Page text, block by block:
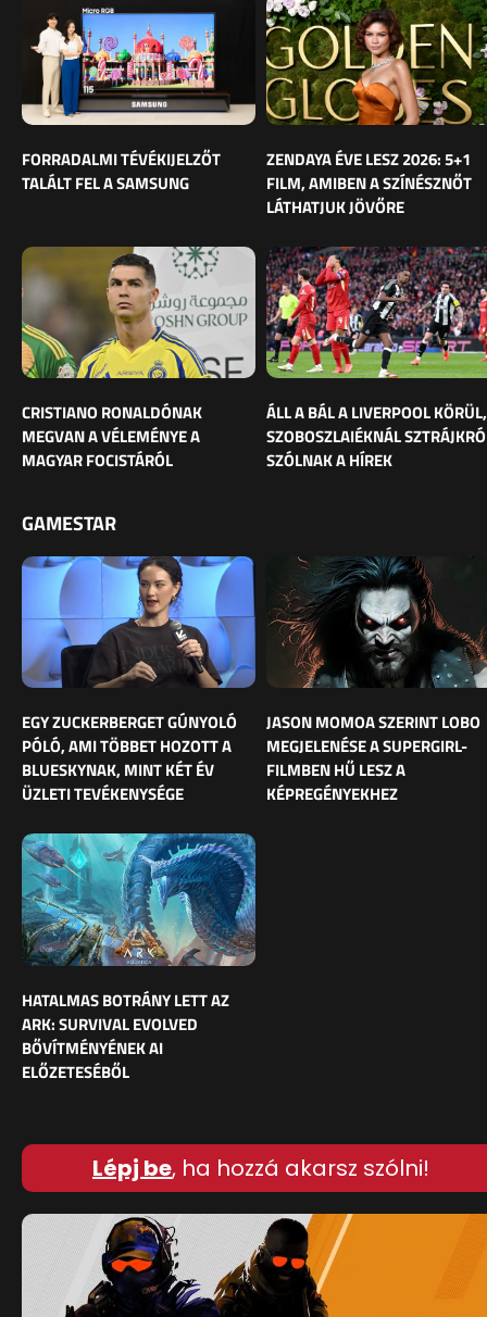
FORRADALMI TÉVÉKIJELZŐT
TALÁLT FEL A SAMSUNG
ZENDAYA ÉVE LESZ 2026: 5+1
FILM, AMIBEN A SZÍNÉSZNŐT
LÁTHATJUK JÖVŐRE
CRISTIANO RONALDÓNAK
MEGVAN A VÉLEMÉNYE A
MAGYAR FOCISTÁRÓL
ÁLL A BÁL A LIVERPOOL KÖRÜL,
SZOBOSZLAIÉKNÁL
SZÓLNAK A HÍREK
GAMESTAR
EGY ZUCKERBERGET GÚNYOLÓ
PÓLÓ, AMI TÖBBET HOZOTT A
BLUESKYNAK, MINT KÉT ÉV
ÜZLETI TEVÉKENYSÉGE
JASON MOMOA SZERINT LOBO
MEGJELENÉSE A SUPERGIRL-
FILMBEN HŰ LESZ A
KÉPREGÉNYEKHEZ
HATALMAS BOTRÁNY LETT AZ
ARK: SURVIVAL EVOLVED
BŐVÍTMÉNYÉNEK AI
ELŐZETESÉBŐL
Lépj be, ha hozzá akarsz szólni!